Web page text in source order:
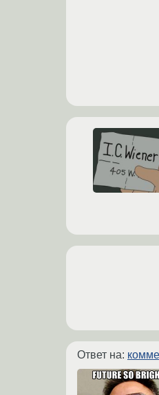
Ответ на: